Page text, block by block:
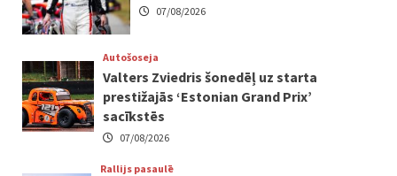
07/08/2026
Autošoseja
Valters Zviedris šonedēļ uz starta
prestižajās ‘Estonian Grand Prix’
sacīkstēs
07/08/2026
Rallijs pasaulē